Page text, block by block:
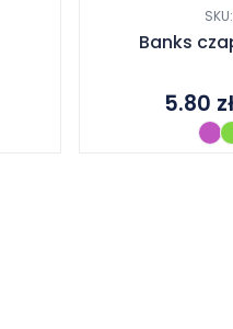
Banks
5.80 zł
Zakres